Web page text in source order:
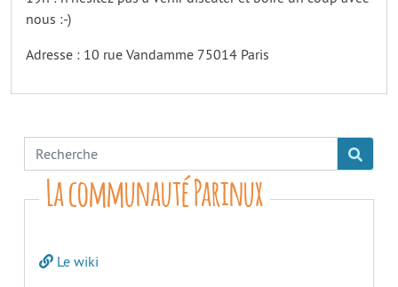
nous :-)
Adresse : 10 rue Vandamme 75014 Paris
La communauté Parinux
Le wiki